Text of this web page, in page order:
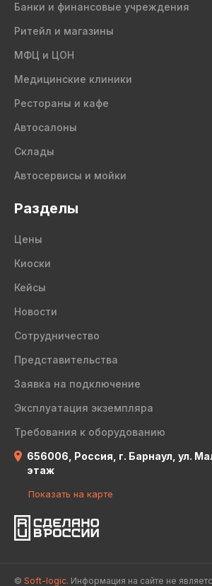
Банки и финансовые учреждения
Ритейл и магазины
МФЦ и ЦОН
Медицинские клиники
Рестораны и кафе
Автосалоны
Склады
Автосервисы и мойки
Разделы
Цены
Киоски
Кейсы
Новости
Сотрудничество
Представительства
Заявка на подключение
Эксплуатация экземпляра
Требования к оборудованию
656006, Россия, г. Барнаул, ул.
этаж
Показать на карте
© Soft-logic. Информация на сайте не